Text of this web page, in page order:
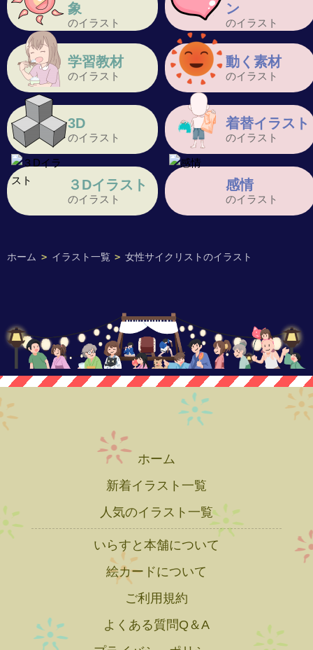
ホーム > イラスト一覧 > 女性サイクリストのイラスト
象
のイラスト
ン
のイラスト
学習教材
のイラスト
動く素材
のイラスト
3D
のイラスト
着替イラスト
のイラスト
３Dイラスト
のイラスト
感情
のイラスト
ホーム
新着イラスト一覧
人気のイラスト一覧
いらすと本舗について
絵カードについて
ご利用規約
よくある質問Q＆A